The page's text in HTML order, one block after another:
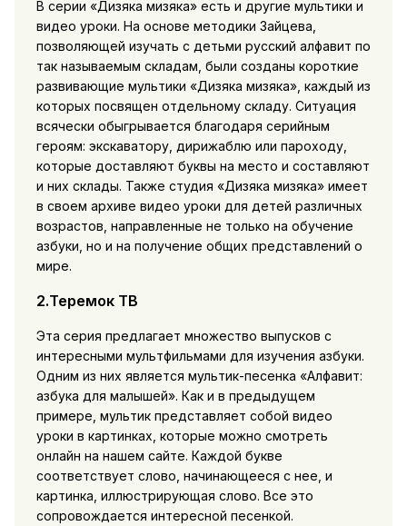
В серии «Дизяка мизяка» есть и другие мультики и
видео уроки. На основе методики Зайцева,
позволяющей изучать с детьми русский алфавит по
так называемым складам, были созданы короткие
развивающие мультики «Дизяка мизяка», каждый из
которых посвящен отдельному складу. Ситуация
всячески обыгрывается благодаря серийным
героям: экскаватору, дирижаблю или пароходу,
которые доставляют буквы на место и составляют
и них склады. Также студия «Дизяка мизяка» имеет
в своем архиве видео уроки для детей различных
возрастов, направленные не только на обучение
азбуки, но и на получение общих представлений о
мире.
2.Теремок ТВ
Эта серия предлагает множество выпусков с
интересными мультфильмами для изучения азбуки.
Одним из них является мультик-песенка «Алфавит:
азбука для малышей». Как и в предыдущем
примере, мультик представляет собой видео
уроки в картинках, которые можно смотреть
онлайн на нашем сайте. Каждой букве
соответствует слово, начинающееся с нее, и
картинка, иллюстрирующая слово. Все это
сопровождается интересной песенкой.